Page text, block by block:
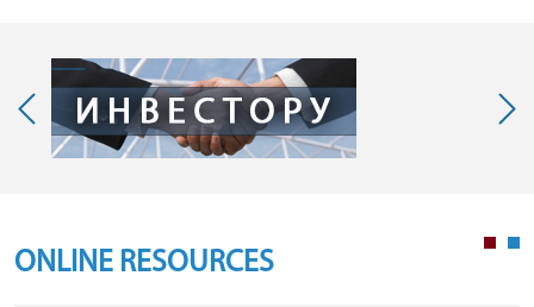
ONLINE RESOURCES